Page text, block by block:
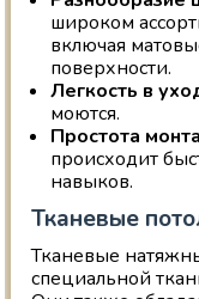
широком
включая
поверхности.
Легкость в
моются.
Простота
происходит
навыков.
Тканевые
Тканевые
специальной